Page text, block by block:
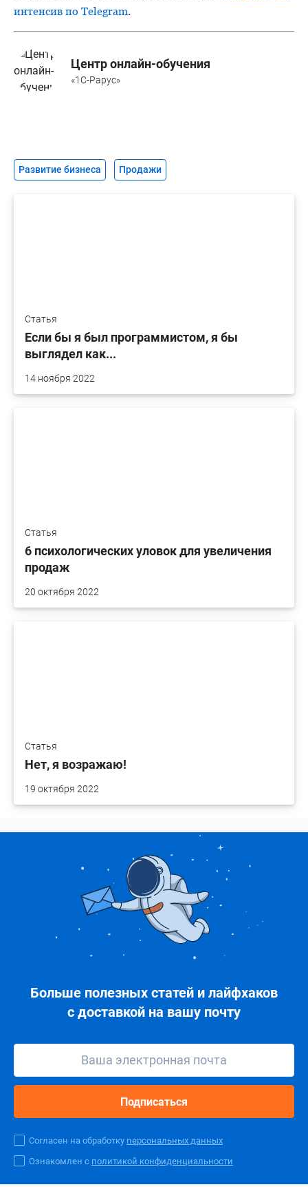
интенсив по Telegram.
Центр онлайн-обучения
«1С-Рарус»
Развитие бизнеса Продажи
Статья
Если бы я был программистом, я бы
выглядел как...
14 ноября 2022
Статья
6 психологических уловок для увеличения
продаж
20 октября 2022
Статья
Нет, я возражаю!
19 октября 2022
Больше полезных статей и лайфхаков
с доставкой на вашу почту
Подписаться
Согласен на обработку персональных данных
Ознакомлен с политикой конфиденциальности